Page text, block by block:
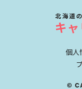
北海道
キ
個人
©